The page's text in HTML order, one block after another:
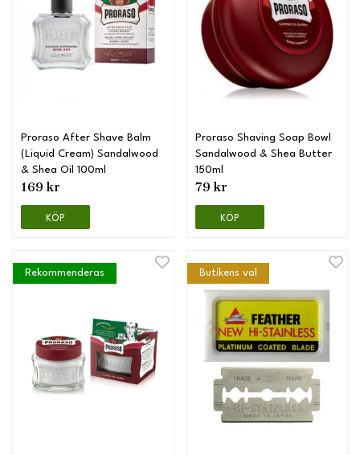
Proraso After Shave Balm
(Liquid Cream) Sandalwood
& Shea Oil 100ml
169 kr
KÖP
Proraso Shaving Soap Bowl
Sandalwood & Shea Butter
150ml
79 kr
KÖP
Rekommenderas Butikens val